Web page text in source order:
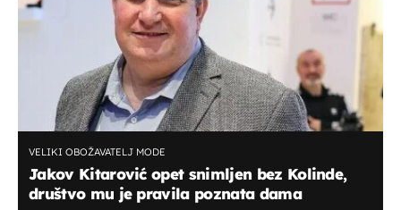
VELIKI OBOŽAVATELJ MODE
Jakov Kitarović opet snimljen bez Kolinde,
društvo mu je pravila poznata dama